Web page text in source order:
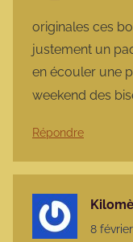
originales ces
justement un
en écouler une
weekend des
Répondre
8